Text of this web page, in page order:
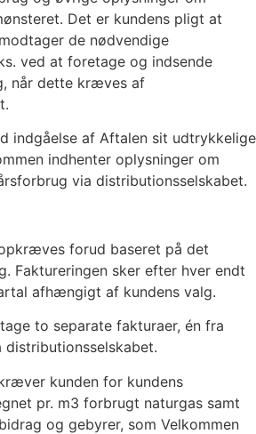
Det er kundens pligt at
de nødvendige
ved at foretage og indsende
når dette kræves af
indgåelse af Aftalen sit udtrykkelige
indhenter oplysninger om
via distributionsselskabet.
forud baseret på det
Faktureringen sker efter hver endt
afhængigt af kundens valg.
to separate fakturaer, én fra
distributionsselskabet.
kunden for kundens
pr. m3 forbrugt naturgas samt
og gebyrer, som Velkommen